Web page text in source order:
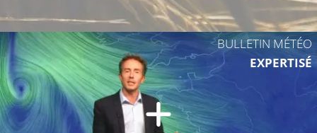
BULLETIN MÉTÉO
EXPERTISÉ